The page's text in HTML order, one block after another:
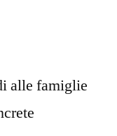
alle famiglie